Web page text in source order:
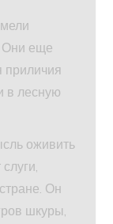
Они еще
приличия
в лесную
оживить
Он
шкуры,